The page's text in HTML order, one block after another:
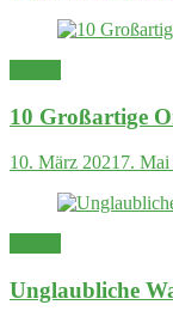
10 Großartige
10. März 20217. Mai
Unglaubliche